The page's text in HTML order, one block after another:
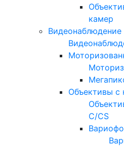
камер
Видеонаблюдение
Объективы с
C/CS